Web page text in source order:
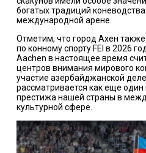
богатых традиций
международной арене.
Отметим, что город Ахен
по конному спорту FEI в 2026
Aachen в настоящее время
центров внимания мирового
участие азербайджанской
рассматривается как еще один
престижа нашей страны в
культурной сфере.